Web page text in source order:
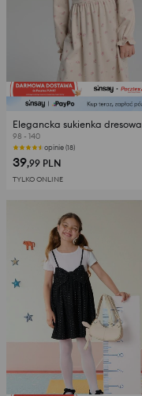
Elegancka sukienka dresowa
98 - 140
opinie (18)
39,99 PLN
TYLKO ONLINE